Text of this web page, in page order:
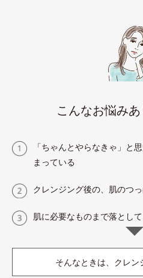
こんなお悩み
「ちゃんとやらなきゃ」と
まっている
クレンジング後の、肌のつ
肌に必要なものまで落とし
そんなときは、クレン